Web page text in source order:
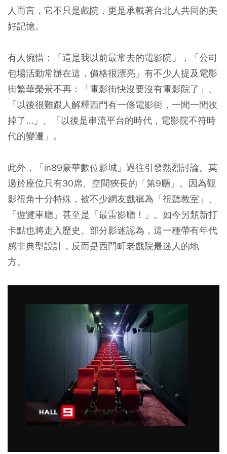
人而言，它不只是戲院，更是承載著台北人共同的美
好記憶。
有人惋惜：「這是我以前最常去的電影院」，「公司
包場活動常辦在這，價格很漂亮」有不少人提及電影
街繁華榮景不再：「電影街快沒要沒有電影院了」、
「以後很難跟人解釋西門有一條電影街，一間一間收
掉了...」、「以後是串流平台的時代，電影院不符時
代的變遷」。
此外，「in89豪華數位影城」過往引發熱烈討論。莫
過於座位只有30席、空間狹長的「第9廳」。因為觀
影視角十分特殊，被不少網友戲稱為「視聽教室」、
「遊覽車廳」甚至是「最雷影廳！」。如今另類新打
卡點也將走入歷史。部分影迷認為，這一種帶有年代
感非典型設計，反而是西門町老戲院最迷人的地
方。